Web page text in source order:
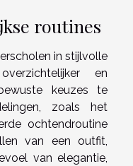
routines
in stijlvolle
en
keuzes te
zoals het
ochtendroutine
van een outfit,
van elegantie,